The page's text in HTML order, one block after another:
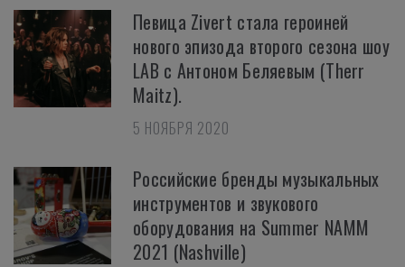
Певица Zivert стала героиней
нового эпизода второго сезона шоу
LAB с Антоном Беляевым (Therr
Maitz).
5 НОЯБРЯ 2020
Российские бренды музыкальных
инструментов и звукового
оборудования на Summer NAMM
2021 (Nashville)